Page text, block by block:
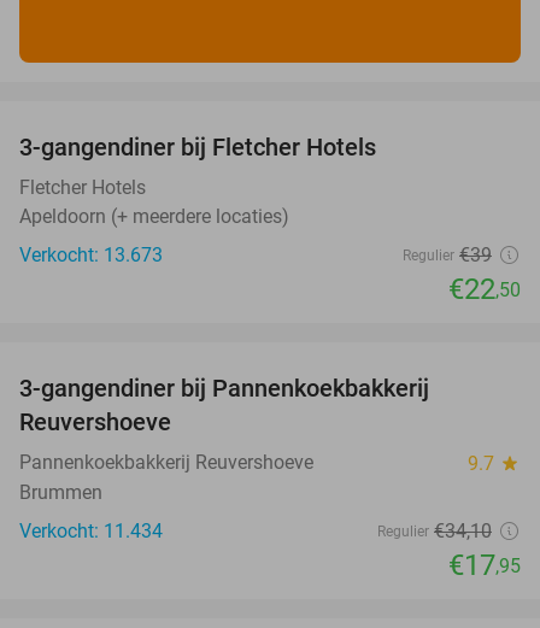
3-gangendiner bij Fletcher Hotels
Fletcher Hotels
Apeldoorn (+ meerdere locaties)
Verkocht: 13.673
Regulier €39
€22,50
3-gangendiner bij Pannenkoekbakkerij
Reuvershoeve
Pannenkoekbakkerij Reuvershoeve 9.7 star
Brummen
Verkocht: 11.434
Regulier €34,10
€17,95